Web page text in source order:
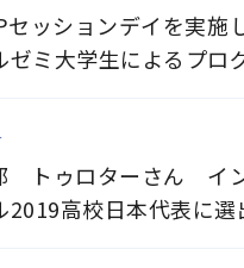
セッションデイを実施
ゼミ大学生によるプロ
トゥロターさん イ
2019高校日本代表に選